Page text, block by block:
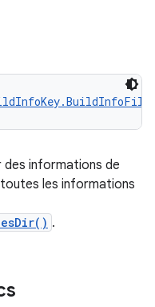
informations de
les informations
.